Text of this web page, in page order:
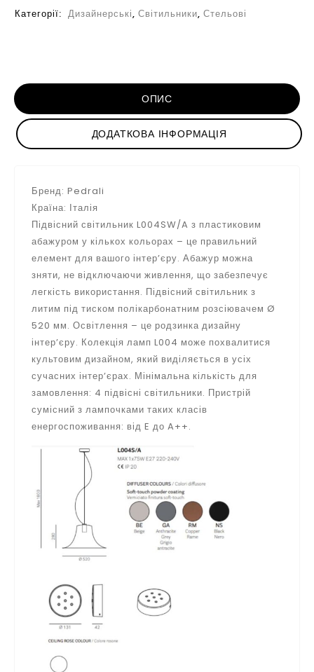
Категорії: Дизайнерські, Світильники, Стельові
ОПИС
ДОДАТКОВА ІНФОРМАЦІЯ
Бренд: Pedrali
Країна: Італія
Підвісний світильник L004SW/A з пластиковим
абажуром у кількох кольорах – це правильний
елемент для вашого інтер’єру. Абажур можна
зняти, не відключаючи живлення, що забезпечує
легкість використання. Підвісний світильник з
литим під тиском полікарбонатним розсіювачем Ø
520 мм. Освітлення – це родзинка дизайну
інтер’єру. Колекція ламп L004 може похвалитися
культовим дизайном, який виділяється в усіх
сучасних інтер’єрах. Мінімальна кількість для
замовлення: 4 підвісні світильники. Пристрій
сумісний з лампочками таких класів
енергоспоживання: від E до A++.